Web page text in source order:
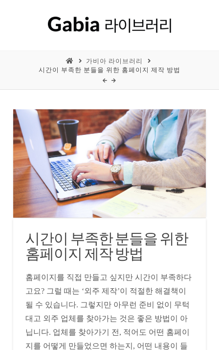
가비아 라이브러리
시간이 부족한 분들을 위한 홈페이지 제작 방법
시간이 부족한 분들을 위한
홈페이지 제작 방법
홈페이지를 직접 만들고 싶지만 시간이 부족하다
고요? 그럴 때는 ‘외주 제작’이 적절한 해결책이
될 수 있습니다. 그렇지만 아무런 준비 없이 무턱
대고 외주 업체를 찾아가는 것은 좋은 방법이 아
닙니다. 업체를 찾아가기 전, 적어도 어떤 홈페이
지를 어떻게 만들었으면 하는지, 어떤 내용이 들